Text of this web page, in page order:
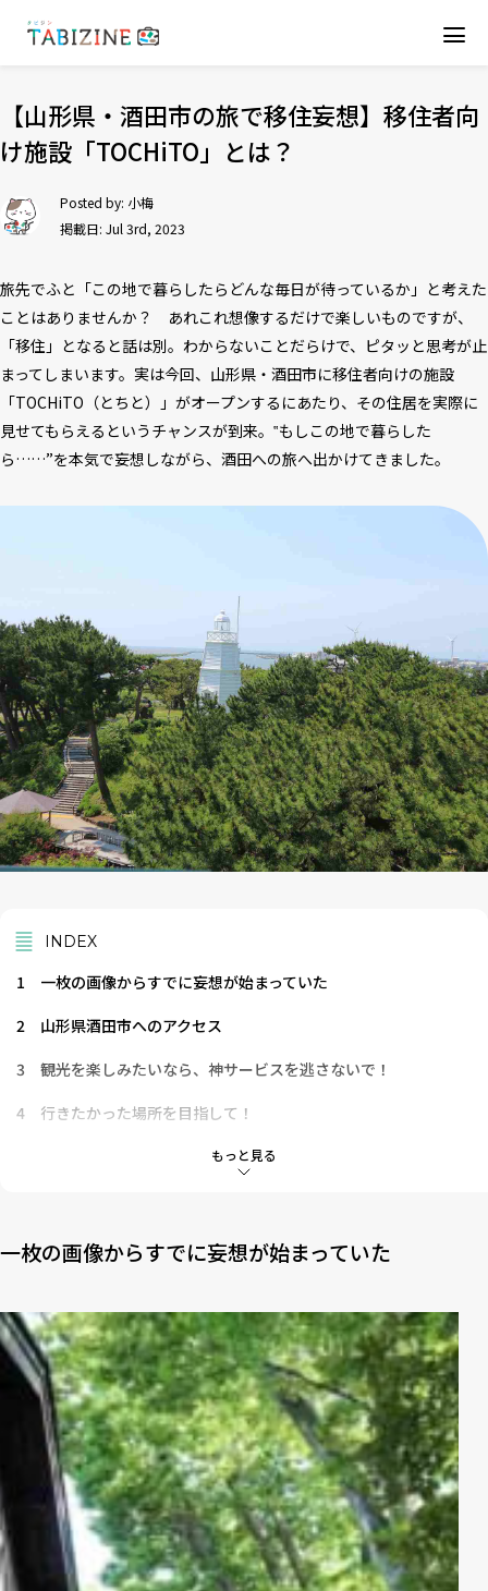
【山形県・酒田市の旅で移住妄想】移住者向
け施設「TOCHiTO」とは？
Posted by: 小梅
掲載日: Jul 3rd, 2023
旅先でふと「この地で暮らしたらどんな毎日が待っているか」と考えた
ことはありませんか？ あれこれ想像するだけで楽しいものですが、
「移住」となると話は別。わからないことだらけで、ピタッと思考が止
まってしまいます。実は今回、山形県・酒田市に移住者向けの施設
「TOCHiTO（とちと）」がオープンするにあたり、その住居を実際に
見せてもらえるというチャンスが到来。‟もしこの地で暮らした
ら……”を本気で妄想しながら、酒田への旅へ出かけてきました。
もっと見る
INDEX
1
一枚の画像からすでに妄想が始まっていた
2
山形県酒田市へのアクセス
3
観光を楽しみたいなら、神サービスを逃さないで！
4
行きたかった場所を目指して！
7
結果として
一枚の画像からすでに妄想が始まっていた